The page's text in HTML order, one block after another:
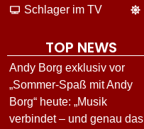
Schlager im TV
TOP NEWS
Andy Borg exklusiv vor
„Sommer-Spaß mit Andy
Borg“ heute: „Musik
verbindet – und genau das